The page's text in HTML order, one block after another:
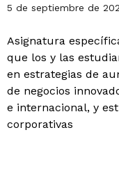
5 de septiembre de
Asignatura
que los y las
en estrategias de
de negocios
e internacional, y
corporativas